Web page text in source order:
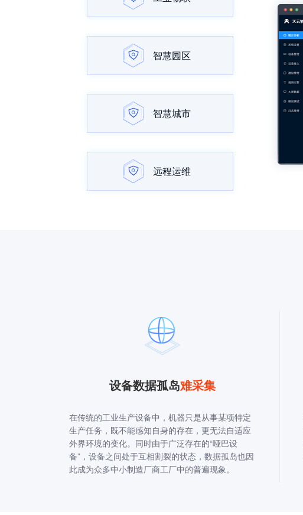
智慧园区
智慧城市
远程运维
设备数据孤岛难采集
在传统的工业生产设备中，机器只是从事某项特定
生产任务，既不能感知自身的存在，更无法自适应
外界环境的变化。同时由于广泛存在的“哑巴设
备”，设备之间处于互相割裂的状态，数据孤岛也因
此成为众多中小制造厂商工厂中的普遍现象。